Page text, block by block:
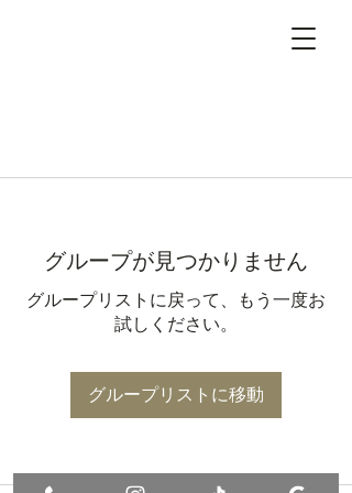
グループが見つかりません
グループリストに戻って、もう一度お
試しください。
グループリストに移動